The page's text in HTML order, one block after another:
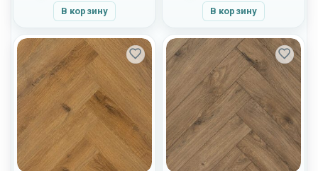
В корзину В корзину